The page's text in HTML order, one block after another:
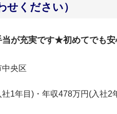
せください）
当が充実です★初めてでも
中央区
社1年目)・年収478万円(入社